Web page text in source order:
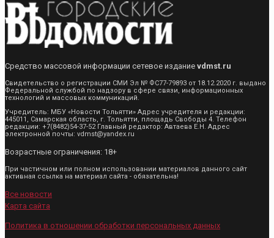
Средство массовой информации сетевое издание vdmst.ru
Свидетельство о регистрации СМИ Эл № ФС77-79893 от 18.12.2020 г. выдано
Федеральной службой по надзору в сфере связи, информационных
технологий и массовых коммуникаций.
Учредитель: МБУ «Новости Тольятти» Адрес учредителя и редакции:
445011, Самарская область, г. Тольятти, площадь Свободы 4. Телефон
редакции: +7(8482)54-37-52 Главный редактор: Автаева Е.Н. Адрес
электронной почты: vdmst@yandex.ru
Возрастные ограничения: 18+
При частичном или полном использовании материалов данного сайт
активная ссылка на материал сайта - обязательна!
Все новости
Карта сайта
Политика в отношении обработки персональных данных